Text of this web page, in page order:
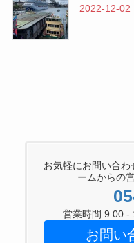
2022-12-02
お気軽にお問い合
ームからの
営業時間 9:00 -
お問い